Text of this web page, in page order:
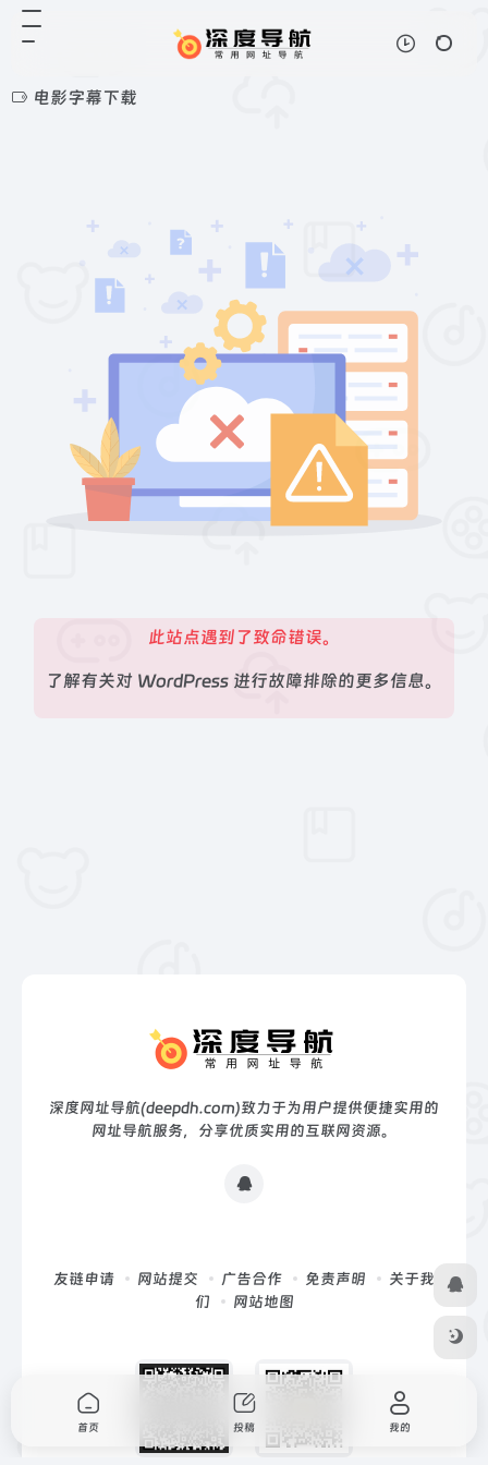
电影字幕下载
此站点遇到了致命错误。
了解有关对 WordPress 进行故障排除的更多信息。
深度网址导航(deepdh.com)致力于为用户提供便捷实用的
网址导航服务，分享优质实用的互联网资源。
友链申请 网站提交 广告合作 免责声明
关于我
们
网站地图
首页 投稿 我的